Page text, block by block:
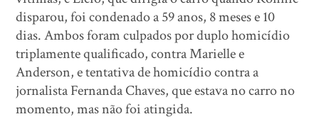
disparou, foi condenado a 59 anos, 8 meses e 10
dias. Ambos foram culpados por duplo homicídio
triplamente qualificado, contra Marielle e
Anderson, e tentativa de homicídio contra a
jornalista Fernanda Chaves, que estava no carro no
momento, mas não foi atingida.